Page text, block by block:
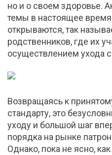
но и о своем здоровье.
темы в настоящее время
открываются, так
родственников, где их
осуществлением ухода
Возвращаясь к
стандарту, это
уходу и большой шаг
порядка на рынке
Однако, пока не ясно,